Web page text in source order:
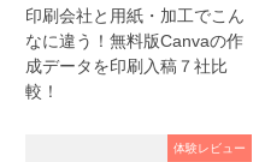
印刷会社と用紙・加工でこん
なに違う！無料版Canvaの作
成データを印刷入稿７社比
較！
体験レビュー